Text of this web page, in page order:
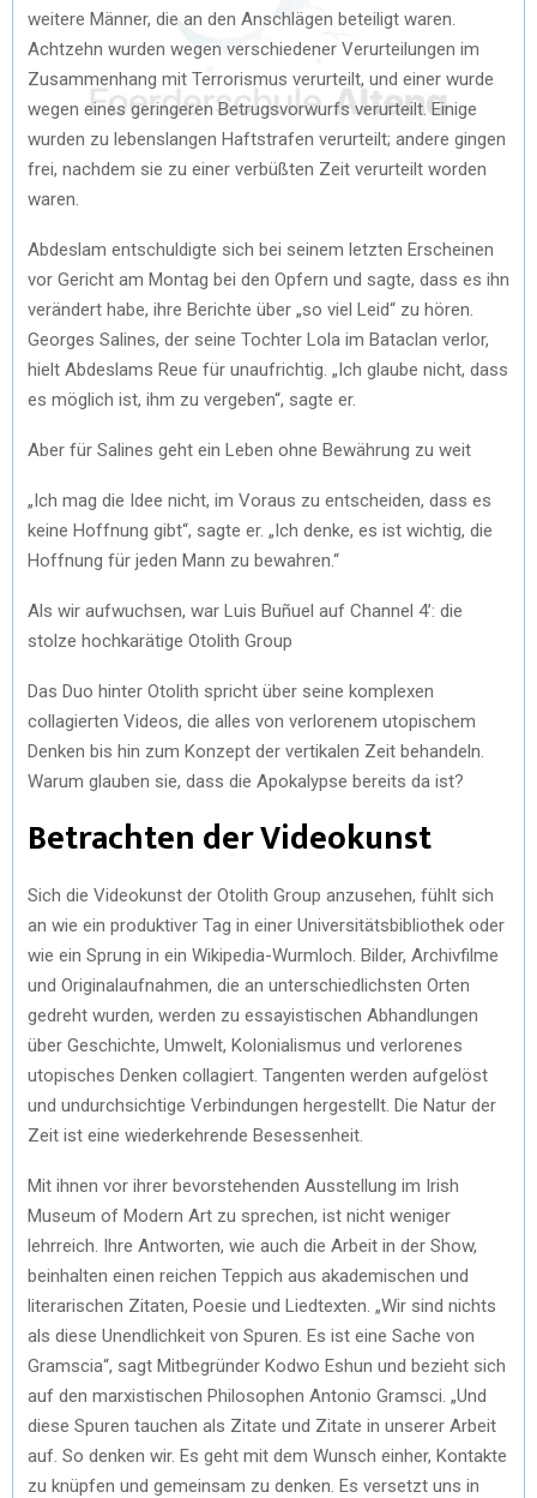
weitere Männer, die an den Anschlägen beteiligt waren.
Achtzehn wurden wegen verschiedener Verurteilungen im
Zusammenhang mit Terrorismus verurteilt, und einer wurde
wegen eines geringeren Betrugsvorwurfs verurteilt. Einige
wurden zu lebenslangen Haftstrafen verurteilt; andere gingen
frei, nachdem sie zu einer verbüßten Zeit verurteilt worden
waren.
Abdeslam entschuldigte sich bei seinem letzten Erscheinen
vor Gericht am Montag bei den Opfern und sagte, dass es ihn
verändert habe, ihre Berichte über „so viel Leid“ zu hören.
Georges Salines, der seine Tochter Lola im Bataclan verlor,
hielt Abdeslams Reue für unaufrichtig. „Ich glaube nicht, dass
es möglich ist, ihm zu vergeben“, sagte er.
Aber für Salines geht ein Leben ohne Bewährung zu weit
„Ich mag die Idee nicht, im Voraus zu entscheiden, dass es
keine Hoffnung gibt“, sagte er. „Ich denke, es ist wichtig, die
Hoffnung für jeden Mann zu bewahren.“
Als wir aufwuchsen, war Luis Buñuel auf Channel 4’: die
stolze hochkarätige Otolith Group
Das Duo hinter Otolith spricht über seine komplexen
collagierten Videos, die alles von verlorenem utopischem
Denken bis hin zum Konzept der vertikalen Zeit behandeln.
Warum glauben sie, dass die Apokalypse bereits da ist?
Betrachten der Videokunst
Sich die Videokunst der Otolith Group anzusehen, fühlt sich
an wie ein produktiver Tag in einer Universitätsbibliothek oder
wie ein Sprung in ein Wikipedia-Wurmloch. Bilder, Archivfilme
und Originalaufnahmen, die an unterschiedlichsten Orten
gedreht wurden, werden zu essayistischen Abhandlungen
über Geschichte, Umwelt, Kolonialismus und verlorenes
utopisches Denken collagiert. Tangenten werden aufgelöst
und undurchsichtige Verbindungen hergestellt. Die Natur der
Zeit ist eine wiederkehrende Besessenheit.
Mit ihnen vor ihrer bevorstehenden Ausstellung im Irish
Museum of Modern Art zu sprechen, ist nicht weniger
lehrreich. Ihre Antworten, wie auch die Arbeit in der Show,
beinhalten einen reichen Teppich aus akademischen und
literarischen Zitaten, Poesie und Liedtexten. „Wir sind nichts
als diese Unendlichkeit von Spuren. Es ist eine Sache von
Gramscia“, sagt Mitbegründer Kodwo Eshun und bezieht sich
auf den marxistischen Philosophen Antonio Gramsci. „Und
diese Spuren tauchen als Zitate und Zitate in unserer Arbeit
auf. So denken wir. Es geht mit dem Wunsch einher, Kontakte
zu knüpfen und gemeinsam zu denken. Es versetzt uns in